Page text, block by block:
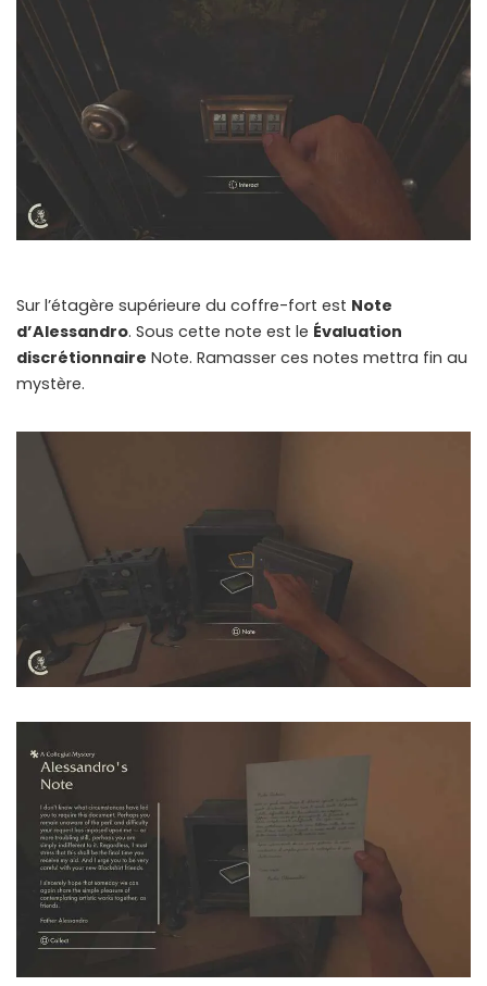
Sur l’étagère supérieure du coffre-fort est Note
d’Alessandro. Sous cette note est le Évaluation
discrétionnaire Note. Ramasser ces notes mettra fin au
mystère.